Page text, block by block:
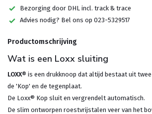
Bezorging door DHL incl. track & trace
Advies nodig? Bel ons op 023-5329517
Productomschrijving
Wat is een Loxx sluiting
LOXX® is een drukknoop dat altijd bestaat uit
de 'Kop' en de tegenplaat.
De Loxx® Kop sluit en vergrendelt automatisch.
De slim ontworpen roestvrijstalen veer van het